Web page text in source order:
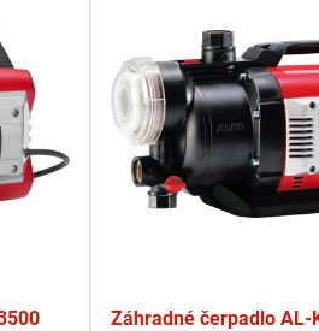
Záhradné čerpadlo AL-